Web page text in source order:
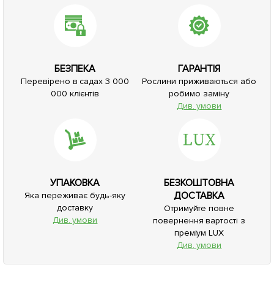
БЕЗПЕКА
Перевірено в садах 3 000
000 клієнтів
ГАРАНТІЯ
Рослини приживаються або
робимо заміну
Див. умови
УПАКОВКА
Яка переживає будь-яку
доставку
Див. умови
БЕЗКОШТОВНА
ДОСТАВКА
Отримуйте повне
повернення вартості з
преміум LUX
Див. умови